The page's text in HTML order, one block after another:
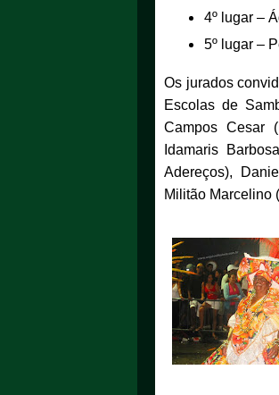
4º lugar –
5º lugar –
Os jurados
Escolas de
Campos Cesar
Idamaris
Adereços),
Militão Marcelino